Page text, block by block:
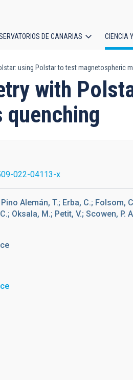
DE CANARIAS CIENCIA
using Polstar to test magnetospheric
with
022-04113-x
Alemán, T.; Erba, C.; Folsom,
Oksala, M.; Petit, V.; Scowen, P.